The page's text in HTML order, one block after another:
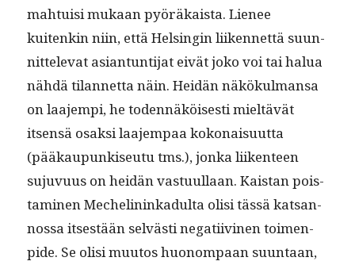
mah­tu­isi mukaan pyöräkaista. Lie­nee
kuitenkin niin, että Helsin­gin liiken­net­tä suun­
nit­tel­e­vat asiantun­ti­jat eivät joko voi tai halua
nähdä tilan­net­ta näin. Hei­dän näkökul­mansa
on laa­jem­pi, he toden­näköis­es­ti mieltävät
itsen­sä osak­si laa­jem­paa kokon­aisu­ut­ta
(pääkaupunkiseu­tu tms.), jon­ka liiken­teen
suju­vu­us on hei­dän vas­tu­ul­laan. Kaistan pois­
t­a­mi­nen Meche­lininkadul­ta olisi tässä kat­san­
nos­sa itses­tään selvästi negati­ivi­nen toimen­
pide. Se olisi muu­tos huonom­paan suun­taan,